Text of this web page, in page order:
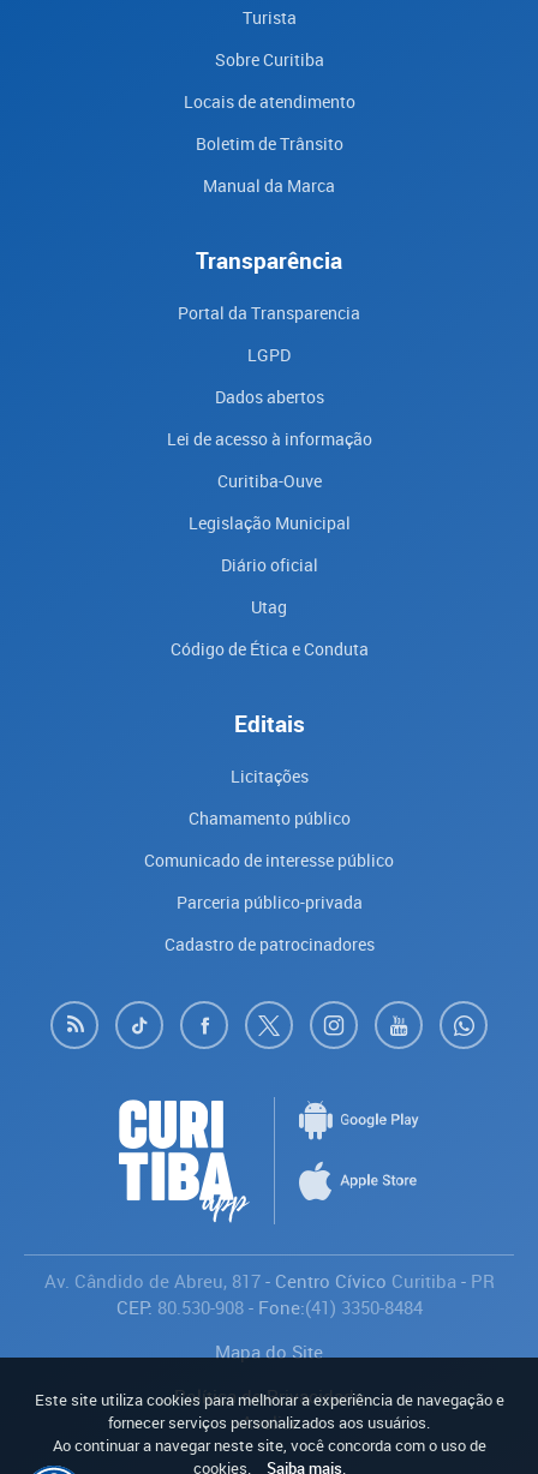
Turista
Sobre Curitiba
Locais de atendimento
Boletim de Trânsito
Manual da Marca
Transparência
Portal da Transparencia
LGPD
Dados abertos
Lei de acesso à informação
Curitiba-Ouve
Legislação Municipal
Diário oficial
Utag
Código de Ética e Conduta
Editais
Licitações
Chamamento público
Comunicado de interesse público
Parceria público-privada
Cadastro de patrocinadores
Av. Cândido de Abreu, 817- Centro Cívico Curitiba- PR
CEP: 80.530-908- Fone:(41) 3350-8484
Mapa do Site
Política de Privacidade
Avaliar
Este site utiliza cookies para melhorar a experiência de navegação e
fornecer serviços personalizados aos usuários.
Ao continuar a navegar neste site, você concorda com o uso de
cookies.
Saiba mais.